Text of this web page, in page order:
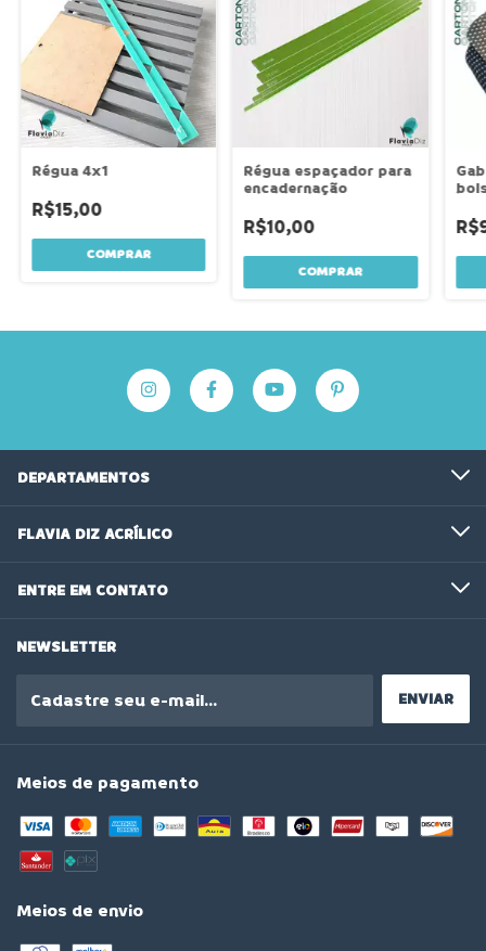
Régua 4x1
R$15,00
COMPRAR
Régua espaçador para
encadernação
R$10,00
COMPRAR
DEPARTAMENTOS
FLAVIA DIZ ACRÍLICO
ENTRE EM CONTATO
NEWSLETTER
Meios de pagamento
Meios de envio